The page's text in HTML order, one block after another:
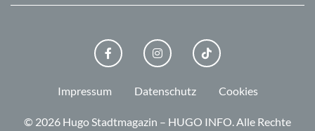
FACEBOOKINSTAGRAMTIKTOK
Impressum Datenschutz Cookies
© 2026 Hugo Stadtmagazin – HUGO INFO.Alle Rechte